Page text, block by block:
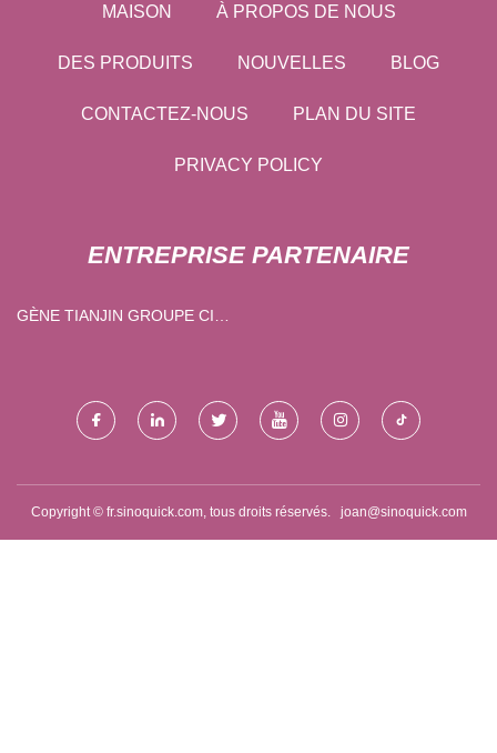
MAISON À PROPOS DE NOUS
DES PRODUITS NOUVELLES BLOG
CONTACTEZ-NOUS PLAN DU SITE
PRIVACY POLICY
ENTREPRISE PARTENAIRE
GÈNE TIANJIN GROUPE CIE,
Copyright © fr.sinoquick.com, tous droits réservés. joan@sinoquick.com